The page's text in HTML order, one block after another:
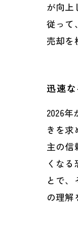
が向上
従って
売却を
迅速
2026
きを求
主の信
くな
とで
の理解